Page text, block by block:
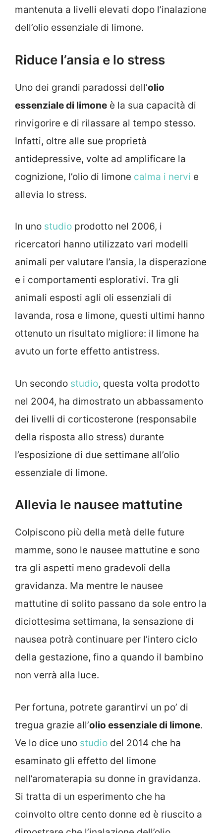
mantenuta a livelli elevati dopo l’inalazione
dell’olio essenziale di limone.
Riduce l’ansia e lo stress
Uno dei grandi paradossi dell’olio
essenziale di limone è la sua capacità di
rinvigorire e di rilassare al tempo stesso.
Infatti, oltre alle sue proprietà
antidepressive, volte ad amplificare la
cognizione, l’olio di limone calma i nervi e
allevia lo stress.
In uno studio prodotto nel 2006, i
ricercatori hanno utilizzato vari modelli
animali per valutare l’ansia, la disperazione
e i comportamenti esplorativi. Tra gli
animali esposti agli oli essenziali di
lavanda, rosa e limone, questi ultimi hanno
ottenuto un risultato migliore: il limone ha
avuto un forte effetto antistress.
Un secondo studio, questa volta prodotto
nel 2004, ha dimostrato un abbassamento
dei livelli di corticosterone (responsabile
della risposta allo stress) durante
l’esposizione di due settimane all’olio
essenziale di limone.
Allevia le nausee mattutine
Colpiscono più della metà delle future
mamme, sono le nausee mattutine e sono
tra gli aspetti meno gradevoli della
gravidanza. Ma mentre le nausee
mattutine di solito passano da sole entro la
diciottesima settimana, la sensazione di
nausea potrà continuare per l’intero ciclo
della gestazione, fino a quando il bambino
non verrà alla luce.
Per fortuna, potrete garantirvi un po’ di
tregua grazie all’olio essenziale di limone.
Ve lo dice uno studio del 2014 che ha
esaminato gli effetto del limone
nell’aromaterapia su donne in gravidanza.
Si tratta di un esperimento che ha
coinvolto oltre cento donne ed è riuscito a